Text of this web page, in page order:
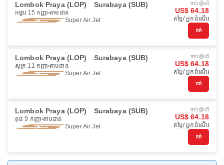
Lombok Praya (LOP) Surabaya (SUB)
អង្គារ 15 កញ្ញា តាមដាន
Super Air Jet
ចាប់ផ្ដើមពី
US$ 64.18
តម្លៃ/ អ្នកដំណើរ
កក់
Lombok Praya (LOP) Surabaya (SUB)
សុក្រ 11 កញ្ញា តាមដាន
Super Air Jet
ចាប់ផ្ដើមពី
US$ 64.18
តម្លៃ/ អ្នកដំណើរ
កក់
Lombok Praya (LOP) Surabaya (SUB)
ពុធ 9 កញ្ញា តាមដាន
Super Air Jet
ចាប់ផ្ដើមពី
US$ 64.18
តម្លៃ/ អ្នកដំណើរ
កក់